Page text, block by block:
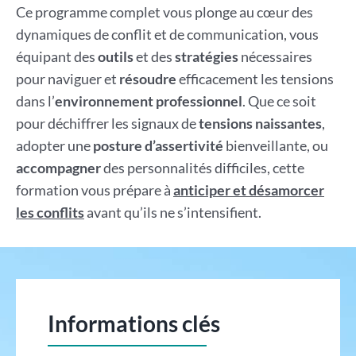
Ce programme complet vous plonge au cœur des
dynamiques de conflit et de communication, vous
équipant desoutilset desstratégiesnécessaires
pour naviguer et résoudreefficacement les tensions
dans l’environnement professionnel. Que ce soit
pour déchiffrer les signaux detensions naissantes,
adopter uneposture d’assertivité bienveillante, ou
accompagnerdes personnalités difficiles, cette
formation vous prépare àanticiper et désamorcer
les conflitsavant qu’ils ne s’intensifient.
Informations clés